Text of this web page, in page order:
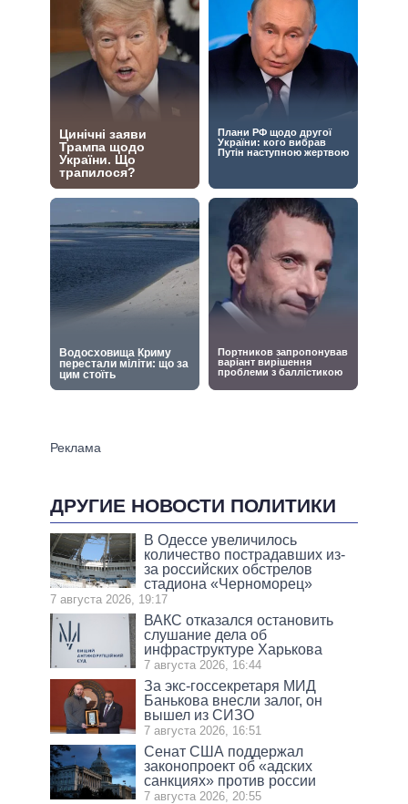
ДРУГИЕ НОВОСТИ ПОЛИТИКИ
В Одессе увеличилось
количество пострадавших из-
за российских обстрелов
стадиона «Черноморец»
7 августа 2026, 19:17
ВАКС отказался остановить
слушание дела об
инфраструктуре Харькова
7 августа 2026, 16:44
За экс-госсекретаря МИД
Банькова внесли залог, он
вышел из СИЗО
7 августа 2026, 16:51
Сенат США поддержал
законопроект об «адских
санкциях» против россии
7 августа 2026, 20:55